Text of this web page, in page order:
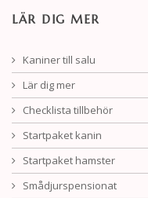
LÄR DIG MER
Kaniner till salu
Lär dig mer
Checklista tillbehör
Startpaket kanin
Startpaket hamster
Smådjurspensionat